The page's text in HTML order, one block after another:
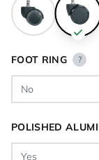
FOOT RING ?
POLISHED